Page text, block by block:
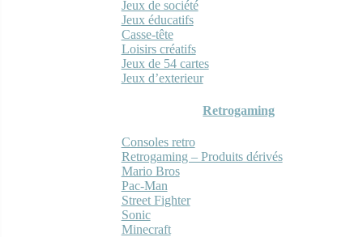
Jeux de société
Jeux éducatifs
Casse-tête
Loisirs créatifs
Jeux de 54 cartes
Jeux d’exterieur
Retrogaming
Consoles retro
Retrogaming – Produits dérivés
Mario Bros
Pac-Man
Street Fighter
Sonic
Minecraft